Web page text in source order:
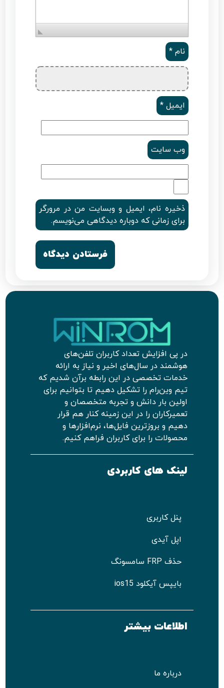
نام*
ایمیل*
وب‌ سایت
ذخیره نام، ایمیل و وبسایت من در مرورگر
برای زمانی که دوباره دیدگاهی می‌نویسم.
در پی افزایش تعداد کاربران تلفن‌های
هوشمند در سال‌های اخیر و نیاز به ارائه
خدمات تخصصی در این رابطه برآن شدیم که
تیم وین‌رام را تشکیل دهیم تا بتوانیم برای
اولین بار دانش و تجربه متخصصان و
تعمیرکاران را در این زمینه کنار هم قرار
دهیم و بروزترین فایل‌ها، نرم‌افزارها و
محصولات را برای کاربران فراهم کنیم.
لینک های کاربردی
پنل کاربری
اپل آیدی
حذف FRP سامسونگ
بایپس آیکلود ios15
اطلاعات بیشتر
درباره ما